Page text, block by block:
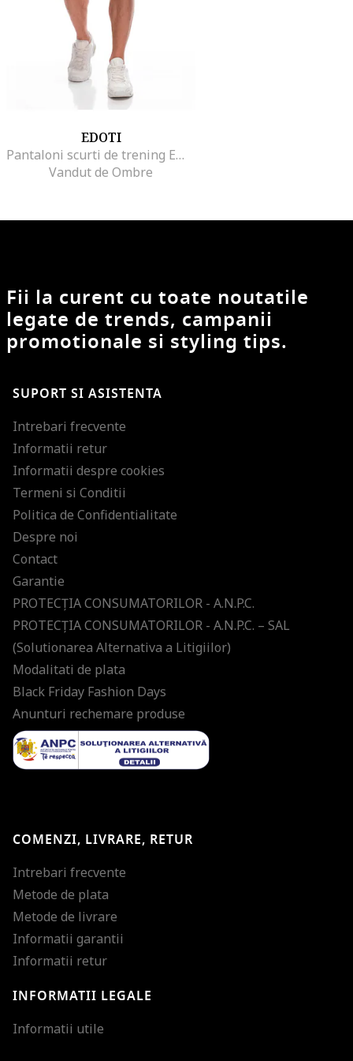
EDOTI
Pantaloni scurti de trening EM-SRBS-0101, Pentru barbati, Cu snur, Albastru, L, Verde masliniu
Vandut de Ombre
Fii la curent cu toate noutatile
legate de trends, campanii
promotionale si styling tips.
SUPORT SI ASISTENTA
Intrebari frecvente
Informatii retur
Informatii despre cookies
Termeni si Conditii
Politica de Confidentialitate
Despre noi
Contact
Garantie
PROTECŢIA CONSUMATORILOR - A.N.P.C.
PROTECŢIA CONSUMATORILOR - A.N.P.C. – SAL
(Solutionarea Alternativa a Litigiilor)
Modalitati de plata
Black Friday Fashion Days
Anunturi rechemare produse
COMENZI, LIVRARE, RETUR
Intrebari frecvente
Metode de plata
Metode de livrare
Informatii garantii
Informatii retur
INFORMATII LEGALE
Informatii utile